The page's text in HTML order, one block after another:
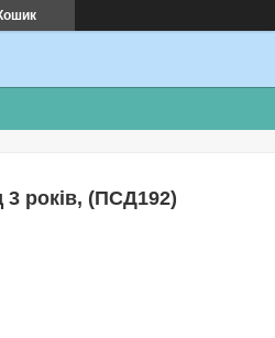
3 років, (ПСД192)